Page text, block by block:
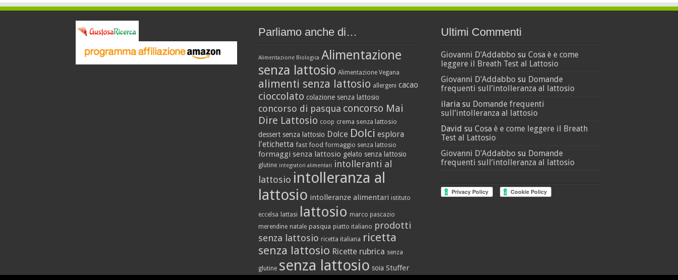
Parliamo anche di…
Alimentazione Biologica Alimentazione
senza lattosio Alimentazione Vegana
alimenti senza lattosio allergeni cacao
cioccolato colazione senza lattosio
concorso di pasqua concorso Mai
Dire Lattosio coop crema senza lattosio
dessert senza lattosio Dolce Dolci esplora
l'etichetta fast food formaggio senza lattosio
formaggi senza lattosio gelato senza lattosio
glutine integratori alimentari intolleranti al
lattosio intolleranza al
lattosio intolleranze alimentari istituto
eccelsa lattasi lattosio marco pascazio
merendine natale pasqua piatto italiano prodotti
senza lattosio ricetta italiana ricetta
senza lattosio Ricette rubrica senza
glutine senza lattosio soia Stuffer
Ultimi Commenti
Giovanni D'Addabbo su Cosa è e come
leggere il Breath Test al Lattosio
Giovanni D'Addabbo su Domande
frequenti sull’intolleranza al lattosio
ilaria su Domande frequenti
sull’intolleranza al lattosio
David su Cosa è e come leggere il Breath
Test al Lattosio
Giovanni D'Addabbo su Domande
frequenti sull’intolleranza al lattosio